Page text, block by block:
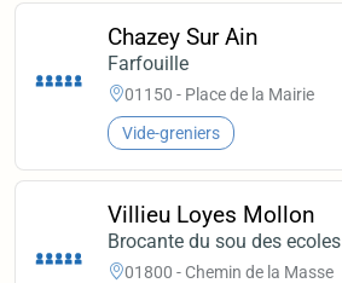
Chazey Sur Ain
Farfouille
01150 - Place de la Mairie
Vide-greniers
Villieu Loyes Mollon
Brocante du sou des ecoles
01800 - Chemin de la Masse